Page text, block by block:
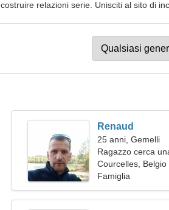
costruire relazioni serie. Unisciti al sito di
Renaud
25 anni, Gemelli
Ragazzo cerca
Courcelles, Belgio
Famiglia